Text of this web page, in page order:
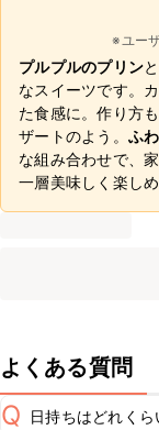
※ユー
プルプルのプリン
なスイーツです。
た食感に。作り方
ザートのよう。 ふ
な組み合わせで、
一層美味しく楽し
よくある質問
Q 日持ちはどれくら